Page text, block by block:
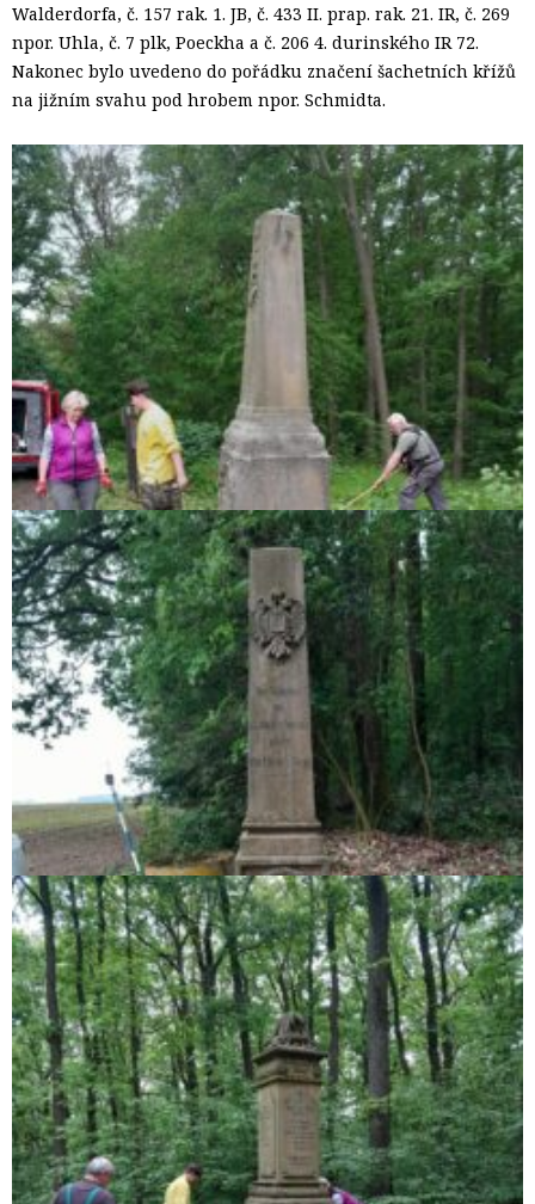
Walderdorfa, č. 157 rak. 1. JB, č. 433 II. prap. rak. 21. IR, č. 269
npor. Uhla, č. 7 plk, Poeckha a č. 206 4. durinského IR 72.
Nakonec bylo uvedeno do pořádku značení šachetních křížů
na jižním svahu pod hrobem npor. Schmidta.